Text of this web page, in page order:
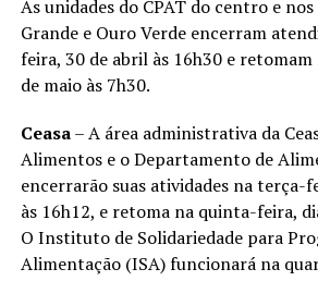
As unidades do CPAT do centro e
Grande e Ouro Verde encerram
feira, 30 de abril às 16h30 e
de maio às 7h30.
Ceasa– A área administrativa da
Alimentos e o Departamento de
encerrarão suas atividades na terça-
às 16h12, e retoma na quinta-feira,
O Instituto de Solidariedade para
Alimentação (ISA) funcionará na